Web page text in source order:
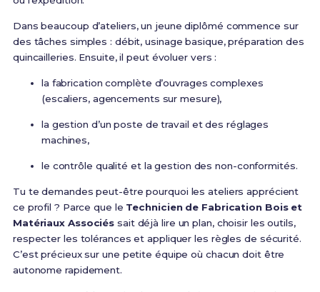
Dans beaucoup d’ateliers, un jeune diplômé commence sur
des tâches simples : débit, usinage basique, préparation des
quincailleries. Ensuite, il peut évoluer vers :
la fabrication complète d’ouvrages complexes
(escaliers, agencements sur mesure),
la gestion d’un poste de travail et des réglages
machines,
le contrôle qualité et la gestion des non-conformités.
Tu te demandes peut-être pourquoi les ateliers apprécient
ce profil ? Parce que le Technicien de Fabrication Bois et
Matériaux Associés sait déjà lire un plan, choisir les outils,
respecter les tolérances et appliquer les règles de sécurité.
C’est précieux sur une petite équipe où chacun doit être
autonome rapidement.